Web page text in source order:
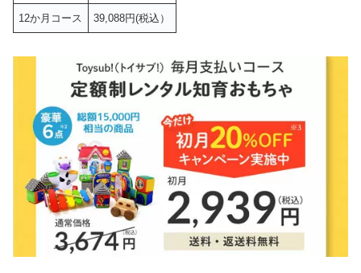
12か月コース 39,088円(税込）